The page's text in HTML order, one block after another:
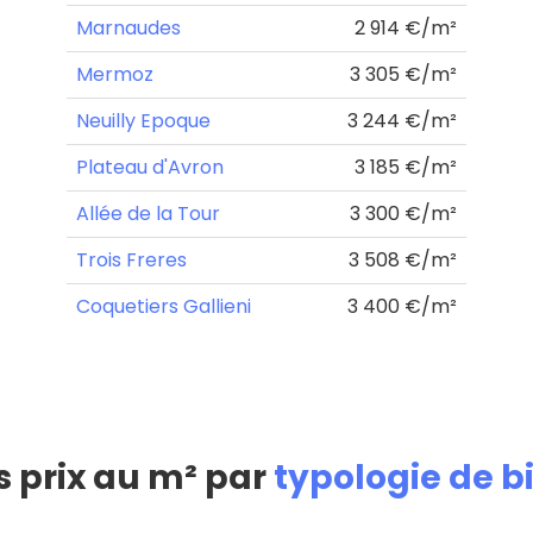
Marnaudes
2 914 €/m²
Mermoz
3 305 €/m²
Neuilly Epoque
3 244 €/m²
Plateau d'Avron
3 185 €/m²
Allée de la Tour
3 300 €/m²
Trois Freres
3 508 €/m²
Coquetiers Gallieni
3 400 €/m²
prix au m² partypologie de